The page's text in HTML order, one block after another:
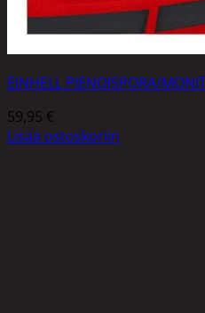
EINHELL PIENOISPORA/
59,95 €
Lisää ostoskoriin